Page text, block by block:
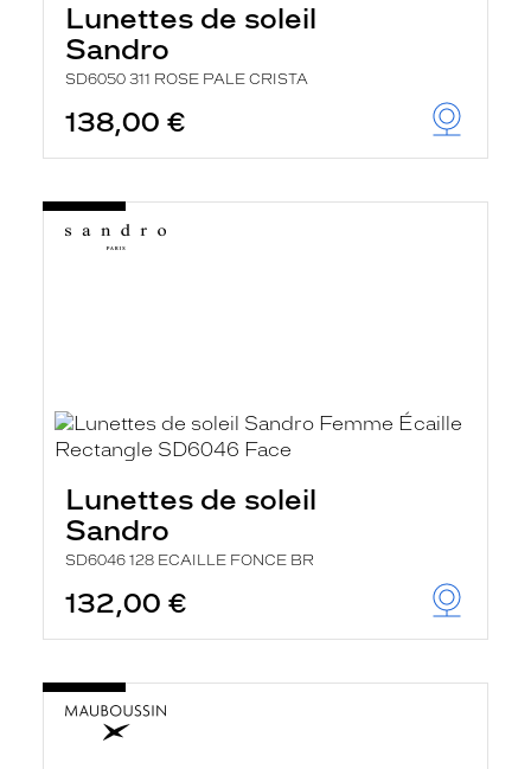
Lunettes de soleil
Sandro
SD6050 311 ROSE PALE CRISTA
138,00 €
Lunettes de soleil
Sandro
SD6046 128 ECAILLE FONCE BR
132,00 €